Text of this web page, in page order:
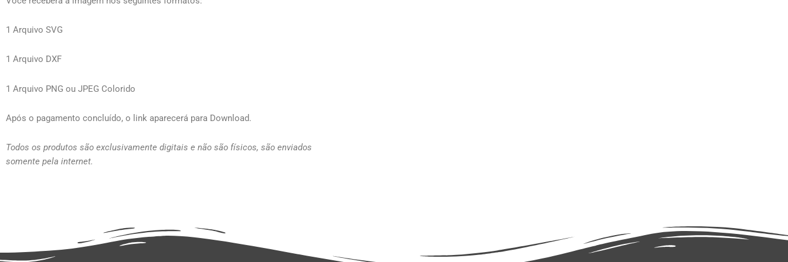
1 Arquivo SVG
1 Arquivo DXF
1 Arquivo PNG ou JPEG Colorido
Após o pagamento concluído, o link aparecerá para Download.
Todos os produtos são exclusivamente digitais e não são físicos, são enviados
somente pela internet.